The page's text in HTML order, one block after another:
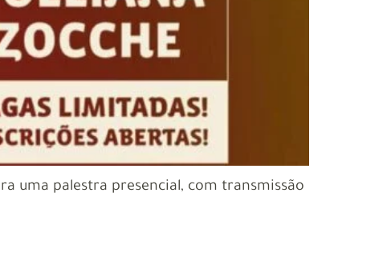
uma palestra presencial, com transmissão